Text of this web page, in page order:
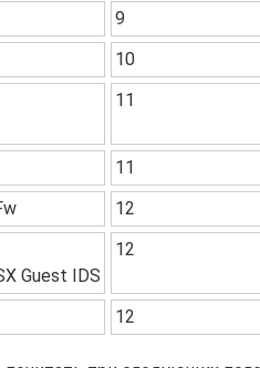
9
10
11
11
12
Guest IDS
12
12